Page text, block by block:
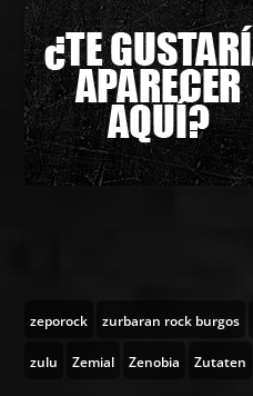
zeporock zurbaran rock burgos
zulu Zemial Zenobia Zutaten